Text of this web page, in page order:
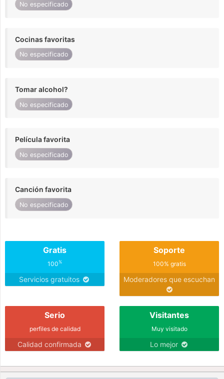
No especificado
Cocinas favoritas
No especificado
Tomar alcohol?
No especificado
Película favorita
No especificado
Canción favorita
No especificado
Gratis
100%
Servicios gratuitos
Soporte
100% gratis
Moderadores que escuchan
Serio
perfiles de calidad
Calidad confirmada
Visitantes
Muy visitado
Lo mejor